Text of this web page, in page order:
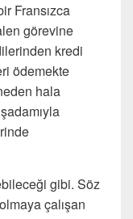
Fransızca
görevine
kredi
ödemekte
hala
gibi. Söz
çalışan